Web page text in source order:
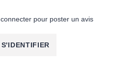
pour poster un avis
S'IDENTIFIER